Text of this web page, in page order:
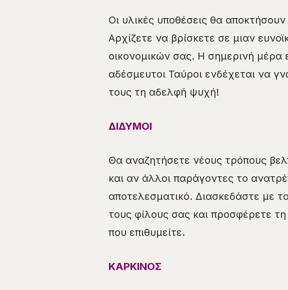
Οι υλικές υποθέσεις θα
Αρχίζετε να βρίσκετε σε μιαν
οικονομικών σας. Η σημερινή μέρα
αδέσμευτοι Ταύροι ενδέχεται να
τους τη αδελφή ψυχή!
ΔΙΔΥΜΟΙ
Θα αναζητήσετε νέους τρόπους
και αν άλλοι παράγοντες το
αποτελεσματικό. Διασκεδάστε με
τους φίλους σας και προσφέρετε
που επιθυμείτε.
ΚΑΡΚΙΝΟΣ